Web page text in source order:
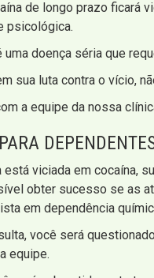
de longo prazo ficará
psicológica.
uma doença séria que
sua luta contra o vício,
a equipe da nossa
está viciada em cocaína,
obter sucesso se as
em dependência
você será
equipe.